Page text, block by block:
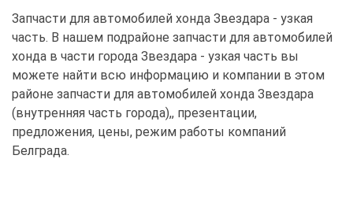
Запчасти для автомобилей хонда Звездара - узкая
часть. В нашем подрайоне запчасти для автомобилей
хонда в части города Звездара - узкая часть вы
можете найти всю информацию и компании в этом
районе запчасти для автомобилей хонда Звездара
(внутренняя часть города),, презентации,
предложения, цены, режим работы компаний
Белграда.